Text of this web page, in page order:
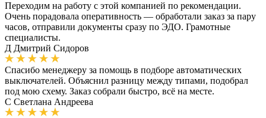
Переходим на работу с этой компанией по рекомендации.
Очень порадовала оперативность — обработали заказ за пару
часов, отправили документы сразу по ЭДО. Грамотные
специалисты.
Д Дмитрий Сидоров
Спасибо менеджеру за помощь в подборе автоматических
выключателей. Объяснил разницу между типами, подобрал
под мою схему. Заказ собрали быстро, всё на месте.
С Светлана Андреева